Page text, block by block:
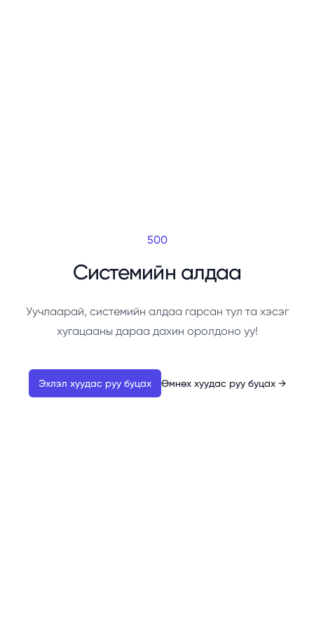
500
Системийн алдаа
Уучлаарай, системийн алдаа гарсан тул та хэсэг
хугацааны дараа дахин оролдоно уу!
Эхлэл хуудас руу буцах Өмнөх хуудас руу буцах →